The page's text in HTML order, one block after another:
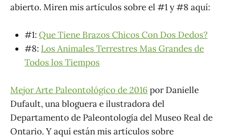
abierto. Miren mis artículos sobre el #1 y #8 aquí:
#1: Que Tiene Brazos Chicos Con Dos Dedos?
#8: Los Animales Terrestres Mas Grandes de
Todos los Tiempos
Mejor Arte Paleontológico de 2016 por Danielle
Dufault, una bloguera e ilustradora del
Departamento de Paleontología del Museo Real de
Ontario. Y aquí están mis artículos sobre